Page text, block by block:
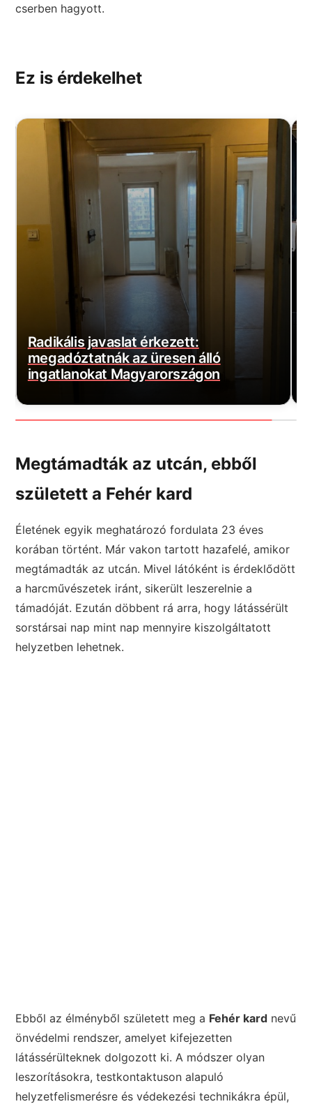
cserben hagyott.
Ez is érdekelhet
Vitézy 2,3 milliárd forintot fizettetett
vissza Mészáros Lőrinc
magántőkealapjával
Megtámadták az utcán, ebből
született a Fehér kard
Életének egyik meghatározó fordulata 23 éves
korában történt. Már vakon tartott hazafelé, amikor
megtámadták az utcán. Mivel látóként is érdeklődött
a harcművészetek iránt, sikerült leszerelnie a
támadóját. Ezután döbbent rá arra, hogy látássérült
sorstársai nap mint nap mennyire kiszolgáltatott
helyzetben lehetnek.
Ebből az élményből született meg a Fehér kard nevű
önvédelmi rendszer, amelyet kifejezetten
látássérülteknek dolgozott ki. A módszer olyan
leszorításokra, testkontaktuson alapuló
helyzetfelismerésre és védekezési technikákra épül,